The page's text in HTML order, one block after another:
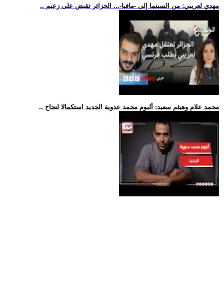
.. مهدي لعريبي: من السينما إلى -مافيا-... الجزائر تقبض على زعيم
.. محمد علام وهيثم سعيد: ألبوم محمد عدوية الجديد استكمالا لنجاح